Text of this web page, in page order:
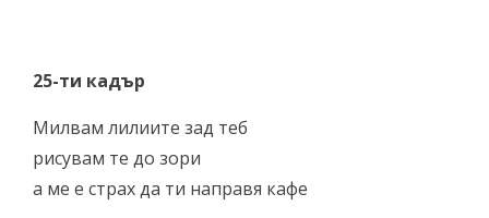
25-ти кадър
Милвам лилиите зад теб
рисувам те до зори
а ме е страх да ти направя кафе